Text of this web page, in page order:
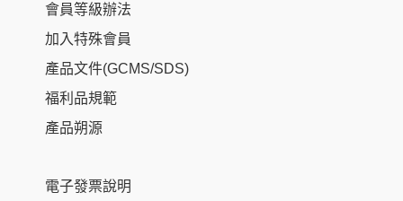
會員等級辦法
加入特殊會員
產品文件(GCMS/SDS)
福利品規範
產品朔源
電子發票說明